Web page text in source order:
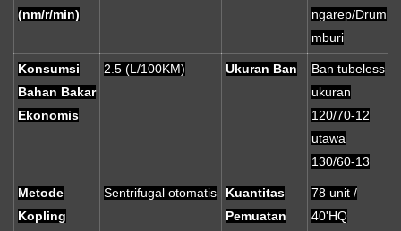
(nm/r/min)
ngarep/Drum
mburi
Konsumsi
Bahan Bakar
Ekonomis
2.5 (L/100KM) Ukuran Ban
Ban tubeless
ukuran
120/70-12
utawa
130/60-13
Metode
Kopling
Sentrifugal otomatis
Kuantitas
Pemuatan
78 unit /
40'HQ